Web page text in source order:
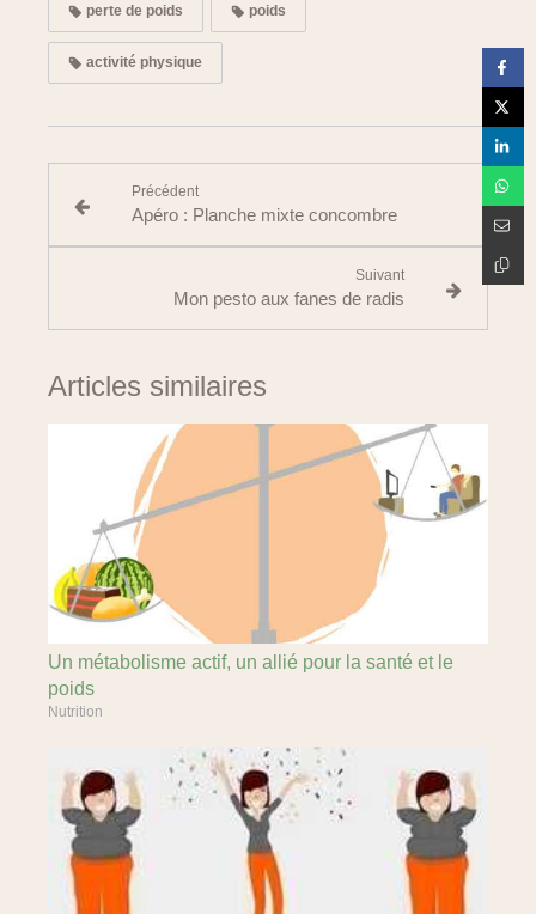
perte de poids poids
activité physique
Précédent
Apéro : Planche mixte concombre
Suivant
Mon pesto aux fanes de radis
Articles similaires
Un métabolisme actif, un allié pour la santé et le
poids
Nutrition